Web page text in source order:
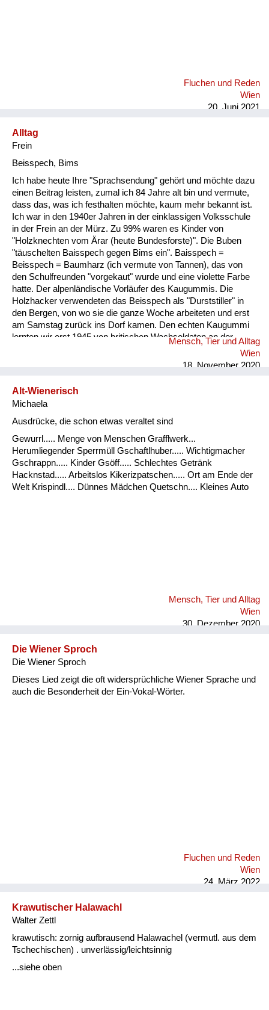
Fluchen und Reden
Wien
20. Juni 2021
Alltag
Frein
Beisspech, Bims
Ich habe heute Ihre "Sprachsendung" gehört und möchte dazu
einen Beitrag leisten, zumal ich 84 Jahre alt bin und vermute,
dass das, was ich festhalten möchte, kaum mehr bekannt ist.
Ich war in den 1940er Jahren in der einklassigen Volksschule
in der Frein an der Mürz. Zu 99% waren es Kinder von
"Holzknechten vom Ärar (heute Bundesforste)". Die Buben
"täuschelten Baisspech gegen Bims ein". Baisspech =
Beisspech = Baumharz (ich vermute von Tannen), das von
den Schulfreunden "vorgekaut" wurde und eine violette Farbe
hatte. Der alpenländische Vorläufer des Kaugummis. Die
Holzhacker verwendeten das Beisspech als "Durststiller" in
den Bergen, von wo sie die ganze Woche arbeiteten und erst
am Samstag zurück ins Dorf kamen. Den echten Kaugummi
lernten wir erst 1945 von britischen Wachsoldaten an der
Grenze derBritischen Besatzungszone ihren Dienst versahen,
kennen. Hin und wieder bekamen wir von ihnen solchen
Lahnsattel. ...
Mensch, Tier und Alltag
Wien
18. November 2020
Alt-Wienerisch
Michaela
Ausdrücke, die schon etwas veraltet sind
Gewurrl..... Menge von Menschen Grafflwerk...
Herumliegender Sperrmüll Gschaftlhuber..... Wichtigmacher
Gschrappn..... Kinder Gsöff..... Schlechtes Getränk
Hacknstad..... Arbeitslos Kikerizpatschen..... Ort am Ende der
Welt Krispindl.... Dünnes Mädchen Quetschn.... Kleines Auto
Mensch, Tier und Alltag
Wien
30. Dezember 2020
Die Wiener Sproch
Die Wiener Sproch
Dieses Lied zeigt die oft widersprüchliche Wiener Sprache und
auch die Besonderheit der Ein-Vokal-Wörter.
Fluchen und Reden
Wien
24. März 2022
Krawutischer Halawachl
Walter Zettl
krawutisch: zornig aufbrausend Halawachel (vermutl. aus dem
Tschechischen) . unverlässig/leichtsinnig
...siehe oben